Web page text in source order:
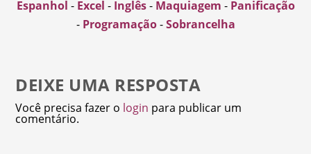
Espanhol - Excel - Inglês- Maquiagem - Panificação
- Programação-Sobrancelha
DEIXE UMA RESPOSTA
Você precisa fazer o login para publicar um
comentário.